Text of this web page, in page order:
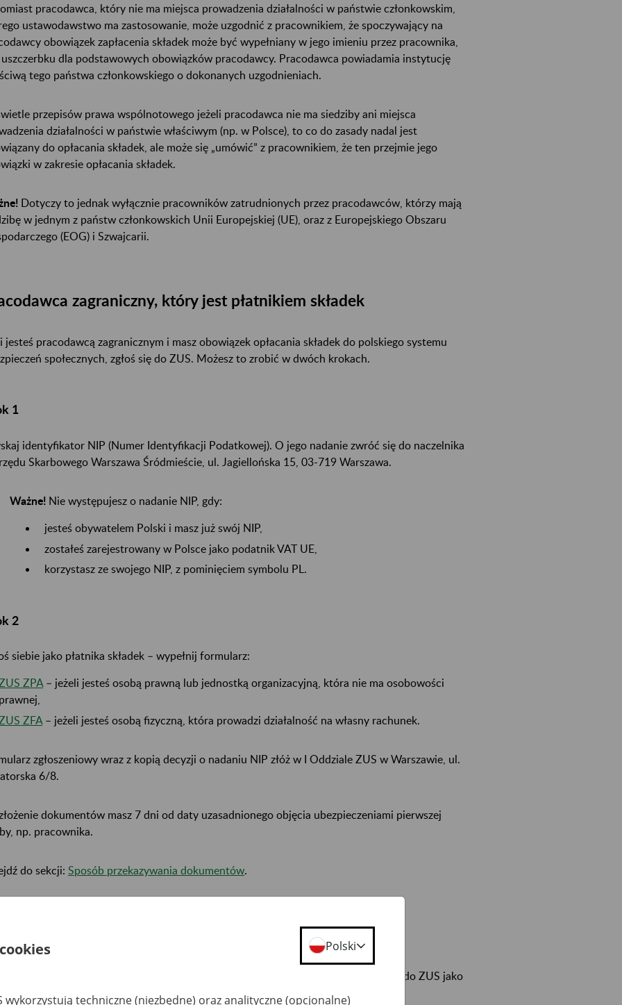
pracodawca, który nie ma miejsca prowadzenia działalności w państwie członkowskim,
ustawodawstwo ma zastosowanie, może uzgodnić z pracownikiem, że spoczywający na
obowiązek zapłacenia składek może być wypełniany w jego imieniu przez pracownika,
uszczerbku dla podstawowych obowiązków pracodawcy. Pracodawca powiadamia instytucję
tego państwa członkowskiego o dokonanych uzgodnieniach.
przepisów prawa wspólnotowego jeżeli pracodawca nie ma siedziby ani miejsca
działalności w państwie właściwym (np. w Polsce), to co do zasady nadal jest
do opłacania składek, ale może się „umówić” z pracownikiem, że ten przejmie jego
w zakresie opłacania składek.
Dotyczy to jednak wyłącznie pracowników zatrudnionych przez pracodawców, którzy mają
w jednym z państw członkowskich Unii Europejskiej (UE), oraz z Europejskiego Obszaru
(EOG) i Szwajcarii.
zagraniczny, który jest płatnikiem składek
jesteś pracodawcą zagranicznym i masz obowiązek opłacania składek do polskiego systemu
społecznych, zgłoś się do ZUS. Możesz to zrobić w dwóch krokach.
1
identyfikator NIP (Numer Identyfikacji Podatkowej). O jego nadanie zwróć się do naczelnika
Skarbowego Warszawa Śródmieście, ul. Jagiellońska 15, 03-719 Warszawa.
Ważne! Nie występujesz o nadanie NIP, gdy:
jesteś obywatelem Polski i masz już swój NIP,
zostałeś zarejestrowany w Polsce jako podatnik VAT UE,
korzystasz ze swojego NIP, z pominięciem symbolu PL.
2
siebie jako płatnika składek – wypełnij formularz:
ZPA – jeżeli jesteś osobą prawną lub jednostką organizacyjną, która nie ma osobowości
prawnej,
ZFA – jeżeli jesteś osobą fizyczną, która prowadzi działalność na własny rachunek.
zgłoszeniowy wraz z kopią decyzji o nadaniu NIP złóż w I Oddziale ZUS w Warszawie, ul.
6/8.
dokumentów masz 7 dni od daty uzasadnionego objęcia ubezpieczeniami pierwszej
np. pracownika.
do sekcji: Sposób przekazywania dokumentów.
który pełni obowiązki płatnika składek
jesteś pracownikiem, który przejął obowiązki zagranicznego pracodawcy, zgłoś się do ZUS jako
składek.
Polski
wykorzystują techniczne (niezbędne) oraz analityczne (opcjonalne)